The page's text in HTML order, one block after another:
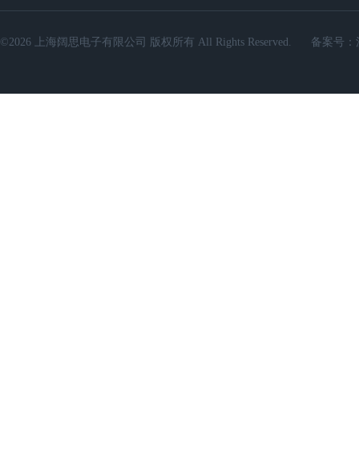
©2026 上海阔思电子有限公司 版权所有 All Rights Reserved. 备案号：